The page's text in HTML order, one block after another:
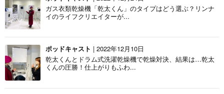
ガス衣類乾燥機「乾太くん」のタイプはどう選ぶ？リンナ
イのライフクリエイターが...
ポッドキャスト | 2022年12月10日
乾太くんとドラム式洗濯乾燥機で乾燥対決、結果は…乾太
くんの圧勝！仕上がりもふわ...